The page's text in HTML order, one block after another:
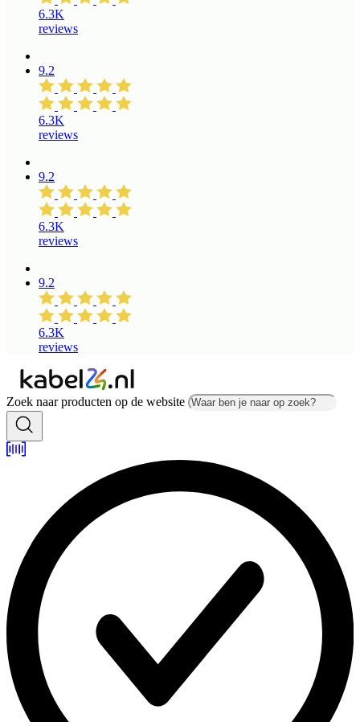
6.3K
reviews
9.2
6.3K
reviews
9.2
6.3K
reviews
9.2
6.3K
reviews
Zoek naar producten op de website